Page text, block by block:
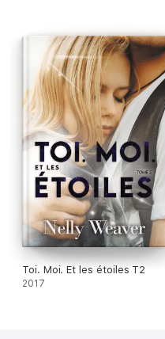
Toi. Moi. Et les étoiles T2
2017